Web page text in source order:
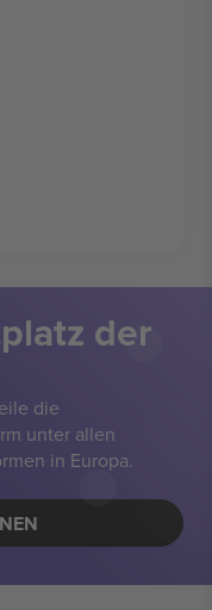
der
die
unter allen
in Europa.